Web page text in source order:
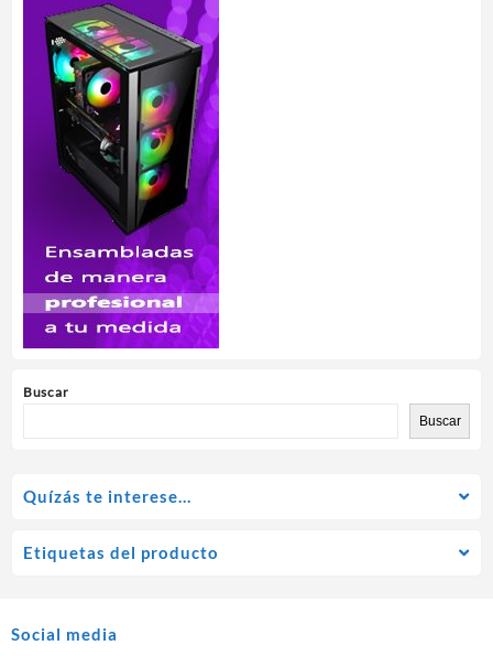
Buscar
Buscar
Quízás te interese…
Etiquetas del producto
Social media